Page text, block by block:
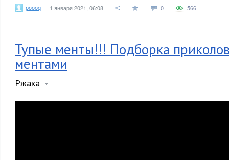
poooq 1 января 2021, 06:08 0 566
Тупые менты!!! Подборка
ментами
Ржака